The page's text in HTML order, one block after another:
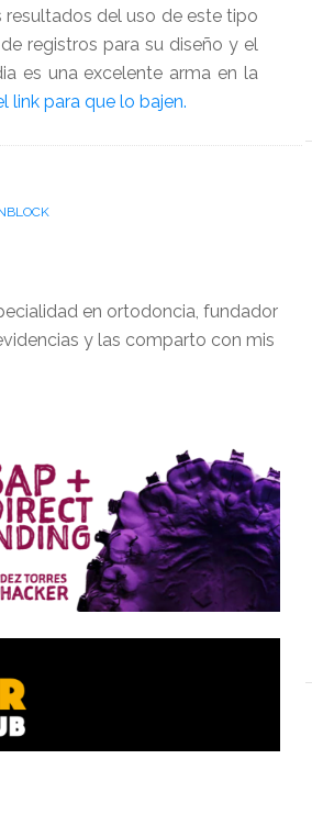
del uso de este tipo
registros para su diseño y el
es una excelente arma en la
link para que lo bajen.
en ortodoncia, fundador
y las comparto con mis